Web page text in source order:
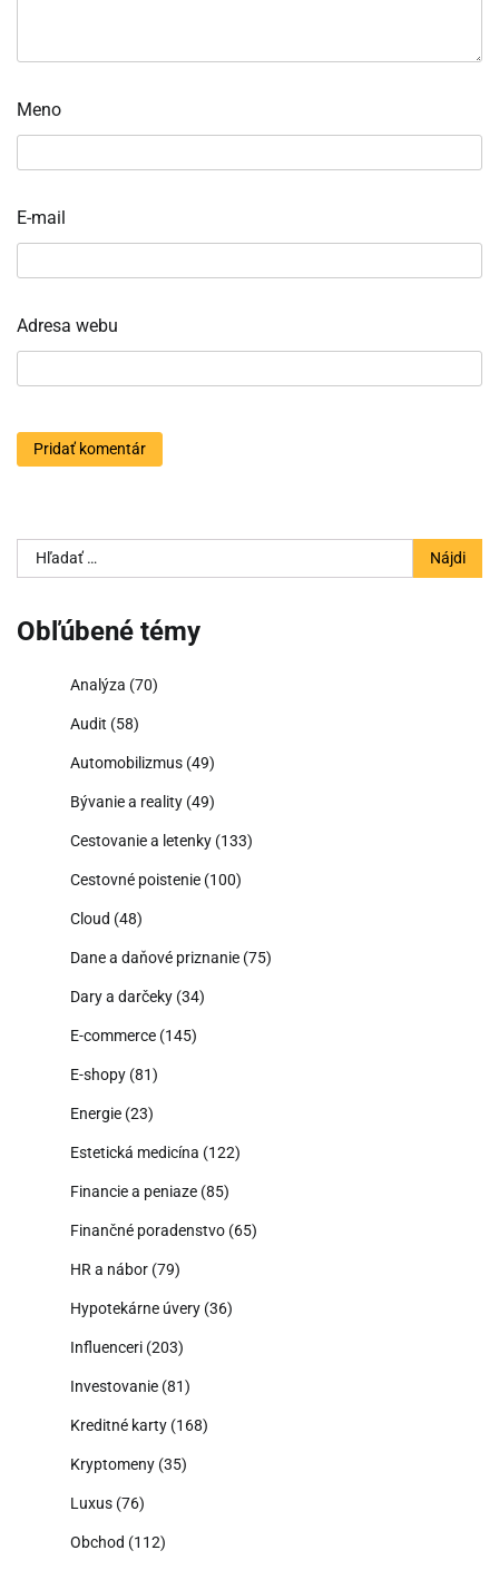
Meno
E-mail
Adresa webu
Hľadať:
Obľúbené témy
Analýza (70)
Audit (58)
Automobilizmus (49)
Bývanie a reality (49)
Cestovanie a letenky (133)
Cestovné poistenie (100)
Cloud (48)
Dane a daňové priznanie (75)
Dary a darčeky (34)
E-commerce (145)
E-shopy (81)
Energie (23)
Estetická medicína (122)
Financie a peniaze (85)
Finančné poradenstvo (65)
HR a nábor (79)
Hypotekárne úvery (36)
Influenceri (203)
Investovanie (81)
Kreditné karty (168)
Kryptomeny (35)
Luxus (76)
Obchod (112)